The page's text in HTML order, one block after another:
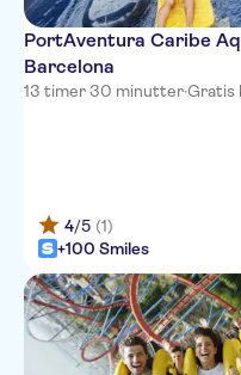
PortAventura Caribe
Barcelona
13 timer 30 minutter·Gratis
4/5 (1)
+100 Smiles